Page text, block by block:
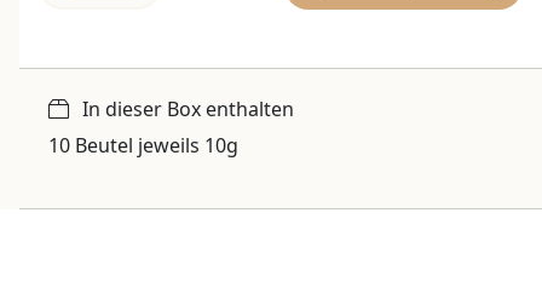
In dieser Box enthalten
10 Beutel jeweils 10g